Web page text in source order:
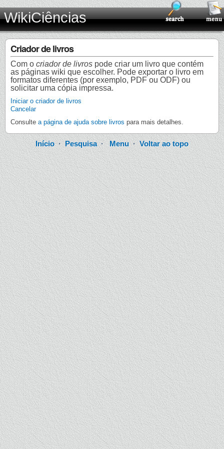
WikiCiências
Criador de livros
Com o criador de livros pode criar um livro que contém
as páginas wiki que escolher. Pode exportar o livro em
formatos diferentes (por exemplo, PDF ou ODF) ou
solicitar uma cópia impressa.
Iniciar o criador de livros
Cancelar
Consulte a página de ajuda sobre livros para mais detalhes.
Início· Pesquisa·Menu · Voltar ao topo